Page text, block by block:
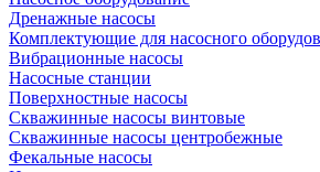
Дренажные насосы
Комплектующие для насосного
Вибрационные насосы
Насосные станции
Поверхностные насосы
Скважинные насосы винтовые
Скважинные насосы центробежные
Фекальные насосы